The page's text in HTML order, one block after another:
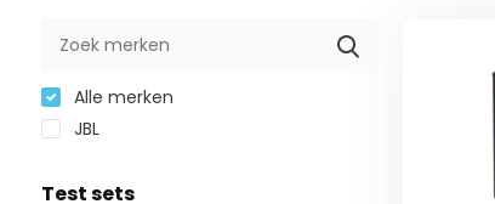
Alle merken
JBL
Test sets